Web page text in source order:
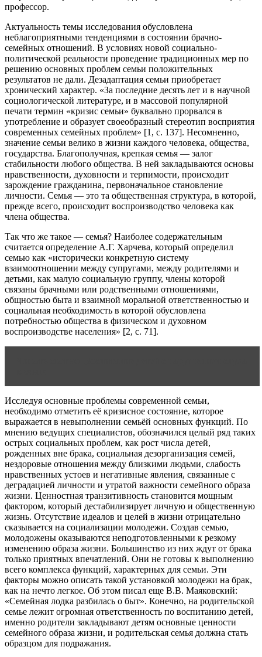
профессор.
Актуальность темы исследования обусловлена
неблагоприятными тенденциями в состоянии брачно-
семейных отношений. В условиях новой социально-
политической реальности проведение традиционных мер по
решению основных проблем семьи положительных
результатов не дали. Дезадаптация семьи приобретает
хронический характер. «За последние десять лет и в научной
социологической литературе, и в массовой популярной
печати термин «кризис семьи» буквально прорвался в
употребление и образует своеобразный стереотип восприятия
современных семейных проблем» [1, с. 137]. Несомненно,
значение семьи велико в жизни каждого человека, общества,
государства. Благополучная, крепкая семья — залог
стабильности любого общества. В ней закладываются основы
нравственности, духовности и терпимости, происходит
зарождение гражданина, первоначальное становление
личности. Семья — это та общественная структура, в которой,
прежде всего, происходит воспроизводство человека как
члена общества.
Так что же такое — семья? Наиболее содержательным
считается определение А.Г. Харчева, который определил
семью как «исторически конкретную систему
взаимоотношении между супругами, между родителями и
детьми, как малую социальную группу, члены которой
связаны брачными или родственными отношениями,
общностью быта и взаимной моральной ответственностью и
социальная необходимость в которой обусловлена
потребностью общества в физическом и духовном
воспроизводстве населения» [2, с. 71].
Исследуя основные проблемы современной семьи,
необходимо отметить её кризисное состояние, которое
выражается в невыполнении семьёй основных функций. По
мнению ведущих специалистов, обозначился целый ряд таких
острых социальных проблем, как рост числа детей,
рожденных вне брака, социальная дезорганизация семей,
нездоровые отношения между близкими людьми, слабость
нравственных устоев и негативные явления, связанные с
деградацией личности и утратой важности семейного образа
жизни. Ценностная транзитивность становится мощным
фактором, который дестабилизирует личную и общественную
жизнь. Отсутствие идеалов и целей в жизни отрицательно
сказывается на социализации молодежи. Создав семью,
молодожены оказываются неподготовленными к резкому
изменению образа жизни. Большинство из них ждут от брака
только приятных впечатлений. Они не готовы к выполнению
всего комплекса функций, характерных для семьи. Эти
факторы можно описать такой установкой молодежи на брак,
как на нечто легкое. Об этом писал еще В.В. Маяковский:
«Семейная лодка разбилась о быт». Конечно, на родительской
семье лежит огромная ответственность по воспитанию детей,
именно родители закладывают детям основные ценности
семейного образа жизни, и родительская семья должна стать
образцом для подражания.